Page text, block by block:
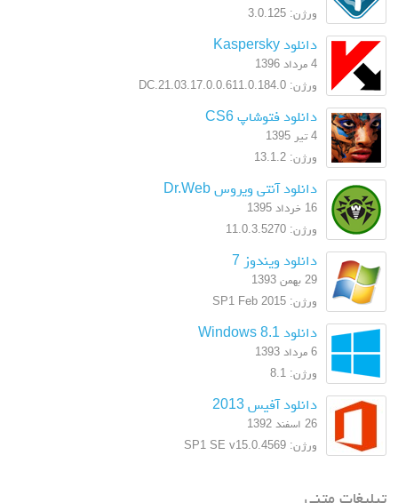
ورژن: 3.0.125
دانلود Kaspersky
4 مرداد 1396
ورژن: 17.0.0.611.0.184.0.DC.21.03
دانلود فتوشاپ CS6
4 تیر 1395
ورژن: 13.1.2
دانلود آنتی ویروس Dr.Web
16 خرداد 1395
ورژن: 11.0.3.5270
دانلود ویندوز 7
29 بهمن 1393
ورژن: SP1 Feb 2015
دانلود Windows 8.1
6 مرداد 1393
ورژن: 8.1
دانلود آفیس 2013
26 اسفند 1392
ورژن: SP1 SE v15.0.4569
تبلیغات متنی